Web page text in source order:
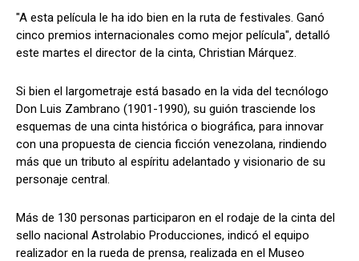
"A esta película le ha ido bien en la ruta de festivales. Ganó
cinco premios internacionales como mejor película", detalló
este martes el director de la cinta, Christian Márquez.
Si bien el largometraje está basado en la vida del tecnólogo
Don Luis Zambrano (1901-1990), su guión trasciende los
esquemas de una cinta histórica o biográfica, para innovar
con una propuesta de ciencia ficción venezolana, rindiendo
más que un tributo al espíritu adelantado y visionario de su
personaje central.
Más de 130 personas participaron en el rodaje de la cinta del
sello nacional Astrolabio Producciones, indicó el equipo
realizador en la rueda de prensa, realizada en el Museo